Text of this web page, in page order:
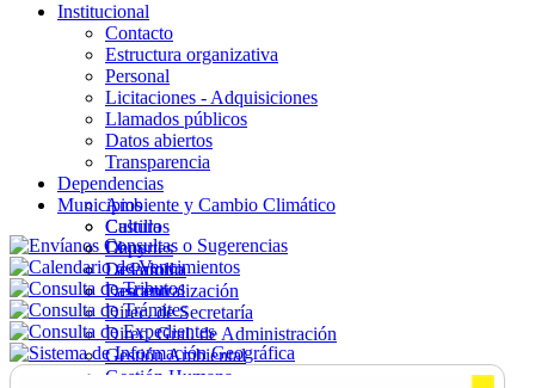
Institucional
Contacto
Estructura organizativa
Personal
Licitaciones - Adquisiciones
Llamados públicos
Datos abiertos
Transparencia
Dependencias
Ambiente y Cambio Climático
Cultura
Deportes
Desarrollo
Descentralización
Direc. de Secretaría
Direc. Gral. de Administración
Gestión Ambiental
Gestión Humana
Municipios
Castillos
Chuy
La Paloma
Lascano